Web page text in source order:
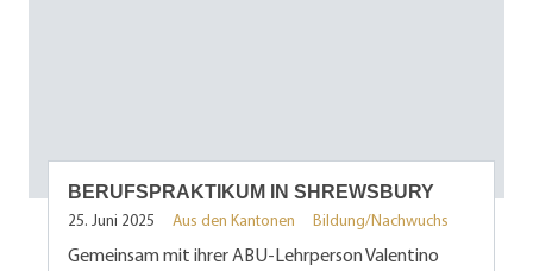
BERUFSPRAKTIKUM IN SHREWSBURY
25. Juni 2025 Aus den Kantonen Bildung/Nachwuchs
Gemeinsam mit ihrer ABU-Lehrperson Valentino